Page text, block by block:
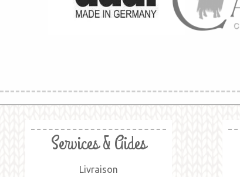
Services & Aides
Livraison